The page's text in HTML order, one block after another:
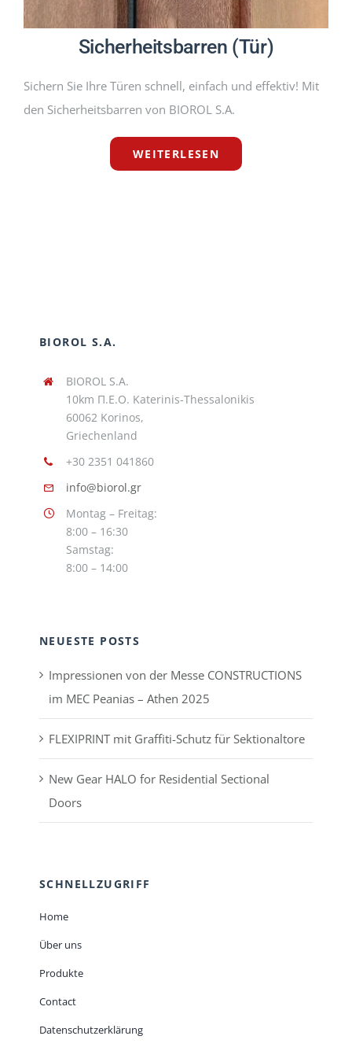
Sicherheitsbarren (Tür)
Sichern Sie Ihre Türen schnell, einfach und effektiv! Mit
den Sicherheitsbarren von BIOROL S.A.
WEITERLESEN
BIOROL S.A.
BIOROL S.A.
10km Π.Ε.Ο. Katerinis-Thessalonikis
60062 Korinos,
Griechenland
+30 2351 041860
info@biorol.gr
Montag – Freitag:
8:00 – 16:30
Samstag:
8:00 – 14:00
NEUESTE POSTS
Impressionen von der Messe CONSTRUCTIONS
im MEC Peanias – Athen 2025
FLEXIPRINT mit Graffiti-Schutz für Sektionaltore
New Gear HALO for Residential Sectional
Doors
SCHNELLZUGRIFF
Home
Über uns
Produkte
Contact
Datenschutzerklärung